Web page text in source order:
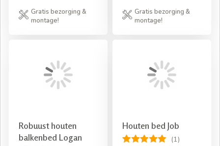
Gratis bezorging &
montage!
Gratis bezorging &
montage!
Robuust houten
balkenbed Logan
Houten bed Job
(1)